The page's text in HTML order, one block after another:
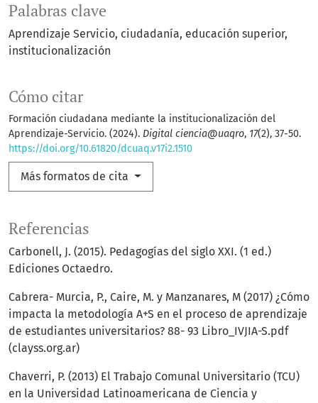
Palabras clave
Aprendizaje Servicio ciudadanía educación superior
institucionalización
Cómo citar
Formación ciudadana mediante la institucionalización del
Aprendizaje-Servicio. (2024). Digital ciencia@uaqro, 17(2), 37-50.
https://doi.org/10.61820/dcuaq.v17i2.1510
Más formatos de cita
Referencias
Carbonell, J. (2015). Pedagogías del siglo XXI. (1 ed.)
Ediciones Octaedro.
Cabrera- Murcia, P., Caire, M. y Manzanares, M (2017) ¿Cómo
impacta la metodología A+S en el proceso de aprendizaje
de estudiantes universitarios? 88- 93 Libro_IVJIA-S.pdf
(clayss.org.ar)
Chaverri, P. (2013) El Trabajo Comunal Universitario (TCU)
en la Universidad Latinoamericana de Ciencia y